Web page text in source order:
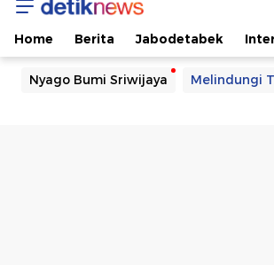
Home Berita Jabodetabek
Nyago Bumi Sriwijaya Melindungi